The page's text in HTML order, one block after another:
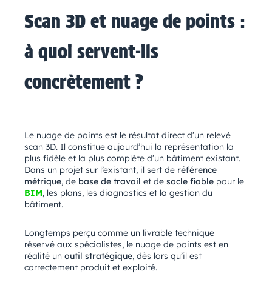
Scan 3D et nuage de points :
à quoi servent-ils
concrètement ?
Le nuage de points est le résultat direct d’un relevé
scan 3D. Il constitue aujourd’hui la représentation la
plus fidèle et la plus complète d’un bâtiment existant.
Dans un projet sur l’existant, il sert de référence
métrique, de base de travail et de socle fiable pour le
BIM, les plans, les diagnostics et la gestion du
bâtiment.
Longtemps perçu comme un livrable technique
réservé aux spécialistes, le nuage de points est en
réalité un outil stratégique, dès lors qu’il est
correctement produit et exploité.